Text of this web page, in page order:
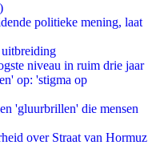
politieke mening, laat
niveau in ruim drie jaar
op: 'stigma op
'gluurbrillen' die mensen
over Straat van Hormuz